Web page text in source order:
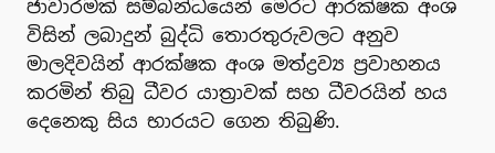
ජාවාරමක් සම්බන්ධයෙන් මෙරට ආරක්ෂක අංශ
විසින් ලබාදුන් බුද්ධි තොරතුරුවලට අනුව
මාලදිවයින් ආරක්ෂක අංශ මත්ද්‍රව්‍ය ප්‍රවාහනය
කරමින් තිබු ධීවර යාත්‍රාවක් සහ ධීවරයින් හය
දෙනෙකු සිය භාරයට ගෙන තිබුණි.